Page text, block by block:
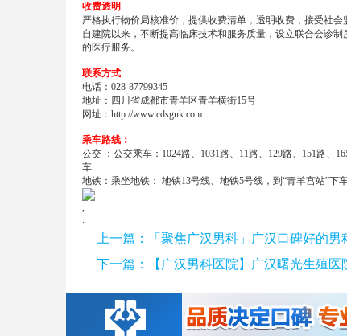
收费透明
严格执行物价局核准价，提供收费清单，透明收费，接受社会
自建院以来，不断提高临床技术和服务质量，设立联合会诊
的医疗服务。
联系方式
电话：028-87799345
地址：四川省成都市青羊区青羊横街15号
网址： http://www.cdsgnk.com
乘车路线：
公交 ：公交乘车：1024路、1031路、11路、129路、151路、
车
地铁：乘坐地铁： 地铁13号线、地铁5号线，到“青羊宫站”下
,
.
上一篇：
「聚焦广汉男科」广汉口碑好的
下一篇：
【广汉男科医院】广汉曙光生殖医